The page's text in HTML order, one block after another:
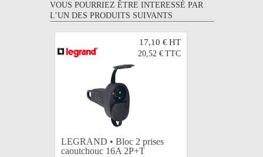
VOUS POURRIEZ ÊTRE INTERESSÉ PAR
L’UN DES PRODUITS SUIVANTS
17,10 €HT
20,52 € TTC
LEGRAND • Bloc 2 prises
caoutchouc 16A 2P+T